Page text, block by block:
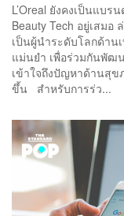
L’Oreal ยังคงเป็นแบ
Beauty Tech อยู่เสมอ
เป็นผู้นำระดับโลกด้าน
แม่นยำ เพื่อร่วมกันพัฒ
เข้าใจถึงปัญหาด้านสุข
ขึ้น สำหรับการร่ว...